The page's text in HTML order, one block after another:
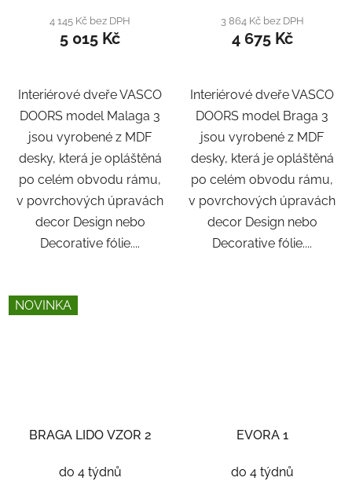
4 145 Kč bez DPH
5 015 Kč
Interiérové dveře VASCO
DOORS model Malaga 3
jsou vyrobené z MDF
desky, která je opláštěná
po celém obvodu rámu,
v povrchových úpravách
decor Design nebo
Decorative fólie....
3 864 Kč bez DPH
4 675 Kč
Interiérové dveře VASCO
DOORS model Braga 3
jsou vyrobené z MDF
desky, která je opláštěná
po celém obvodu rámu,
v povrchových úpravách
decor Design nebo
Decorative fólie....
NOVINKA
BRAGA LIDO VZOR 2
do 4 týdnů
EVORA 1
do 4 týdnů